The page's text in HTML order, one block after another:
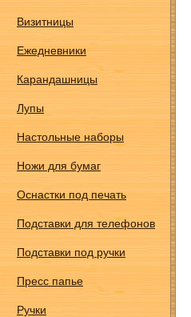
Визитницы
Ежедневники
Карандашницы
Лупы
Настольные наборы
Ножи для бумаг
Оснастки под печать
Подставки для телефонов
Подставки под ручки
Пресс папье
Ручки